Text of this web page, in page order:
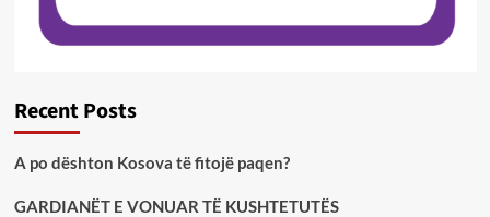
Recent Posts
A po dështon Kosova të fitojë paqen?
GARDIANËT E VONUAR TË KUSHTETUTËS